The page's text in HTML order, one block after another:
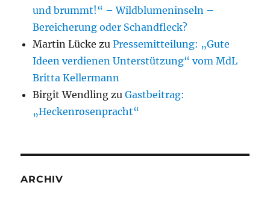
und brummt!“ – Wildblumeninseln –
Bereicherung oder Schandfleck?
Martin Lücke zuPressemitteilung: „Gute
Ideen verdienen Unterstützung“ vom MdL
Britta Kellermann
Birgit Wendling zuGastbeitrag:
„Heckenrosenpracht“
ARCHIV